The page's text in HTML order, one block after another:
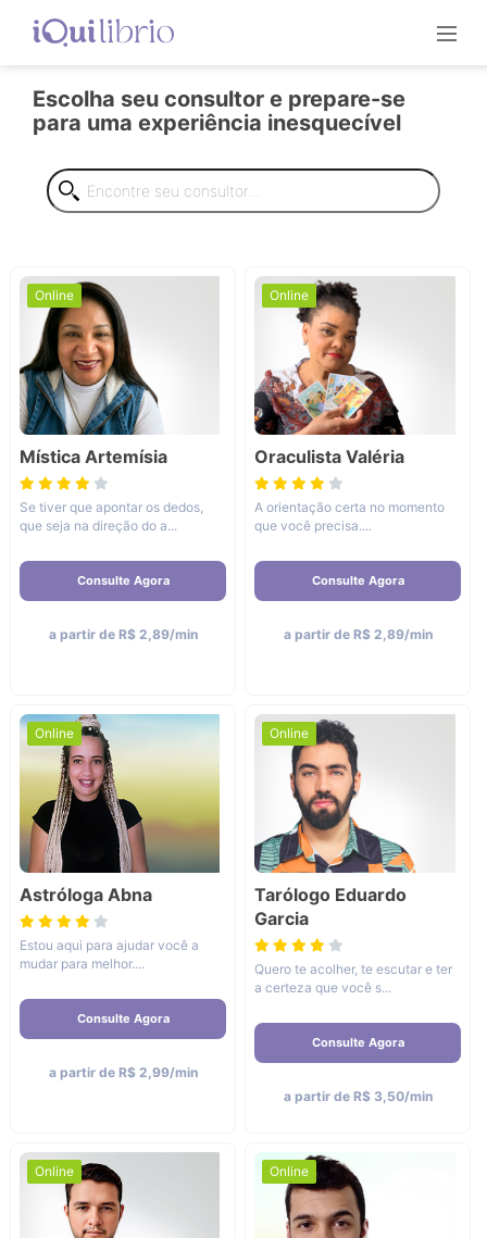
Escolha seu consultor e prepare-se
para uma experiência inesquecível
Online
Mística Artemísia
Se tiver que apontar os dedos,
que seja na direção do a...
Consulte Agora
a partir de R$ 2,89/min
Online
Oraculista Valéria
A orientação certa no momento
que você precisa....
Consulte Agora
a partir de R$ 2,89/min
Online
Astróloga Abna
Estou aqui para ajudar você a
mudar para melhor....
Consulte Agora
a partir de R$ 2,99/min
Online
Tarólogo Eduardo
Garcia
Quero te acolher, te escutar e ter
a certeza que você s...
Consulte Agora
a partir de R$ 3,50/min
Online Online